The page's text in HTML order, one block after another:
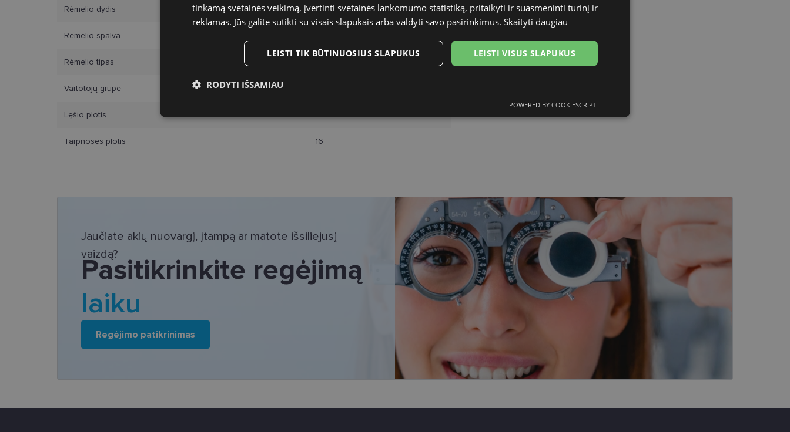
Rėmelio dydis M
Rėmelio spalva
Rėmelio tipas
Vartotojų grupė
Lęšio plotis
Tarpnosės plotis 16
Jaučiate akių nuovargį, įtampą ar matote išsiliejusį
vaizdą?
Pasitikrinkite regėjimą
laiku
Regėjimo patikrinimas
tinkamą svetainės veikimą, įvertinti svetainės lankomumo statistiką, pritaikyti ir suasmeninti turinį ir
reklamas. Jūs galite sutikti su visais slapukais arba valdyti savo pasirinkimus. Skaityti daugiau
LEISTI VISUS SLAPUKUS
LEISTI TIK BŪTINUOSIUS SLAPUKUS
RODYTI IŠSAMIAU
Funkciniai slapukai
Šie slapukai yra būtini, kad galėtumėte naršyti svetainės turinį bei naudotis jo funkcijomis. Šie slapukai atpažįsta Jūsų įrenginį,
tačiau neatskleidžia Jūsų tapatybės, taip pat nerenka informacijos. Be šių slapukų tinklalapis neveiks tinkamai. Šie slapukai
saugomi Jūsų įrenginyje, kol slapukai atlieka savo funkcijas, bet ne ilgiau kaip dvejus metus.
Pavadinimas
Teikėjas/
Domenas
Galiojimas Aprašymas
Šis slapukas yra susietas su „Django“ žiniatinklio kūrimo platforma,
skirta „Python“. Jis sukurtas siekiant apsaugoti svetainę nuo tam tikro
shipping_country
Slapukas naudojamas unikaliems vartotojams atskirti, atsitiktinai
sugeneruotą numerį priskiriant kliento identifikatoriui. Patobulinant
svetainės našumą ir funkcionalumą, ji yra naudojama vartotojo
POWERED BY COOKIESCRIPT